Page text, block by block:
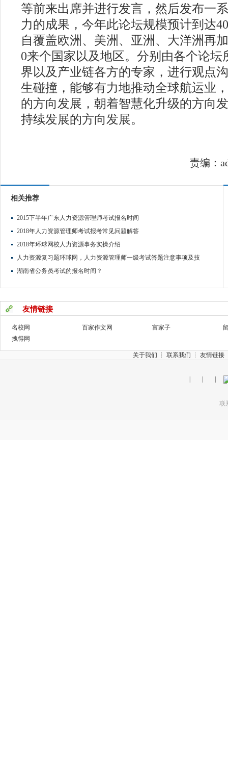
等前来出席并进行发言，然后发布一
力的成果，今年此论坛规模预计到达
自覆盖欧洲、美洲、亚洲、大洋洲再
0来个国家以及地区。分别由各个论坛
界以及产业链各方的专家，进行观点
生碰撞，能够有力地推动全球航运业
的方向发展，朝着智慧化升级的方向
持续发展的方向发展。
责编：
相关推荐
2015下半年广东人力资源管理师考试报名时间
2018年人力资源管理师考试报考常见问题解答
2018年环球网校人力资源事务实操介绍
人力资源复习题环球网，人力资源管理师一级考试答题注意事项及技
湖南省公务员考试的报名时间？
友情链接
名校网 百家作文网 富家子
拽得网
关于我们 ┊ 联系我们 ┊ 友情链接
| | |
联